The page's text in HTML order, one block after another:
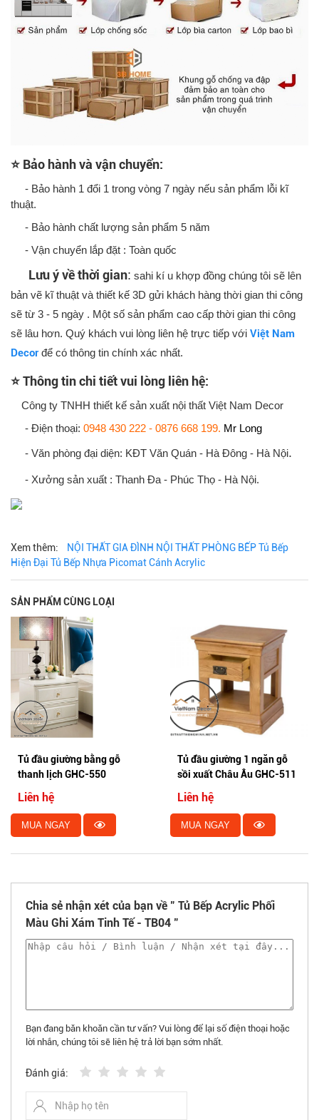
⭐ Bảo hành và vận chuyển:
- Bảo hành 1 đổi 1 trong vòng 7 ngày nếu sản phẩm lỗi kĩ
thuật.
- Bảo hành chất lượng sản phẩm 5 năm
- Vận chuyển lắp đặt : Toàn quốc
Lưu ý về thời gian: sahi kí u khợp đồng chúng tôi sẽ lên
bản vẽ kĩ thuật và thiết kế 3D gửi khách hàng thời gian thi công
sẽ từ 3 - 5 ngày . Một số sản phẩm cao cấp thời gian thi công
sẽ lâu hơn. Quý khách vui lòng liên hệ trực tiếp với Việt Nam
Decor để có thông tin chính xác nhất.
⭐ Thông tin chi tiết vui lòng liên hệ:
Công ty TNHH thiết kế sản xuất nội thất Việt Nam Decor
- Điện thoại: 0948 430 222 - 0876 668 199. Mr Long
- Văn phòng đại diện: KĐT Văn Quán - Hà Đông - Hà Nội.
- Xưởng sản xuất : Thanh Đa - Phúc Thọ - Hà Nội.
Xem thêm: NỘI THẤT GIA ĐÌNH NỘI THẤT PHÒNG BẾPTủ Bếp
Hiện Đại Tủ Bếp Nhựa Picomat Cánh Acrylic
SẢN PHẨM CÙNG LOẠI
Tủ đầu giường 1 ngăn gỗ
sồi xuất Châu Âu GHC-511
Liên hệ
MUA NGAY
Tủ trang trí đầu giường gỗ
công nghiệp GHS-5547
Liên hệ
MUA NGAY
Chia sẻ nhận xét của bạn về " Tủ Bếp Acrylic Phối
Màu Ghi Xám Tinh Tế - TB04 "
Bạn đang băn khoăn cần tư vấn? Vui lòng để lại số điện thoại hoặc
lời nhắn, chúng tôi sẽ liên hệ trả lời bạn sớm nhất.
Đánh giá: